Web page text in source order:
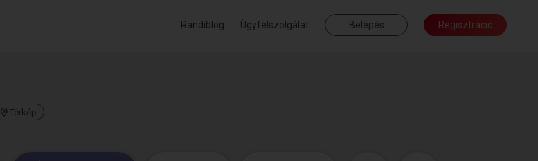
Randiblog Ügyfélszolgálat Belépés Regisztráció
Térkép